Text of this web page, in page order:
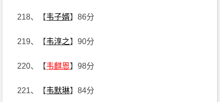
218、【韦子婿】86分
219、【韦淳之】90分
220、【韦麒恩】98分
221、【韦默琳】84分